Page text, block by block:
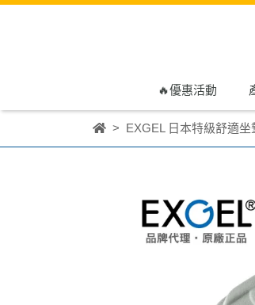
🔥優惠活動
EXGEL 日本特級舒適坐